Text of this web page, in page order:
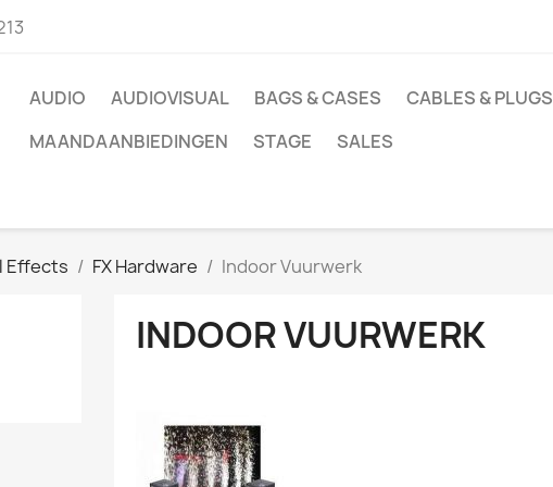
AUDIO AUDIOVISUAL BAGS & CASES CABLES & PLUGS
MAANDAANBIEDINGEN
STAGE SALES
Effects FX Hardware Indoor Vuurwerk
INDOOR VUURWERK